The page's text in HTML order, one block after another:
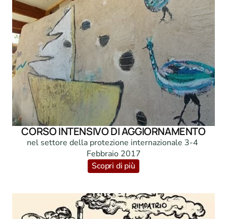
CORSO INTENSIVO DI AGGIORNAMENTO
nel settore della protezione internazionale 3-4
Febbraio 2017
Scopri di più